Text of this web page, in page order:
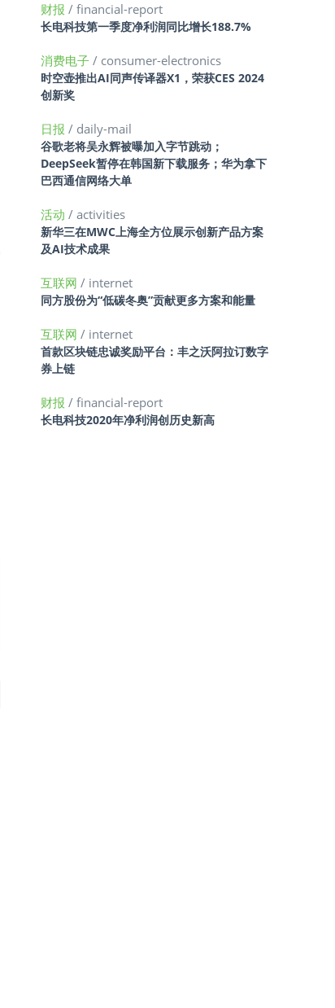
财报 / financial-report
长电科技第一季度净利润同比增长188.7%
消费电子 / consumer-electronics
时空壶推出AI同声传译器X1，荣获CES 2024
创新奖
日报 / daily-mail
谷歌老将吴永辉被曝加入字节跳动；
DeepSeek暂停在韩国新下载服务；华为拿下
巴西通信网络大单
活动 / activities
新华三在MWC上海全方位展示创新产品方案
及AI技术成果
互联网 / internet
同方股份为“低碳冬奥”贡献更多方案和能量
互联网 / internet
首款区块链忠诚奖励平台：丰之沃阿拉订数字
券上链
财报 / financial-report
长电科技2020年净利润创历史新高